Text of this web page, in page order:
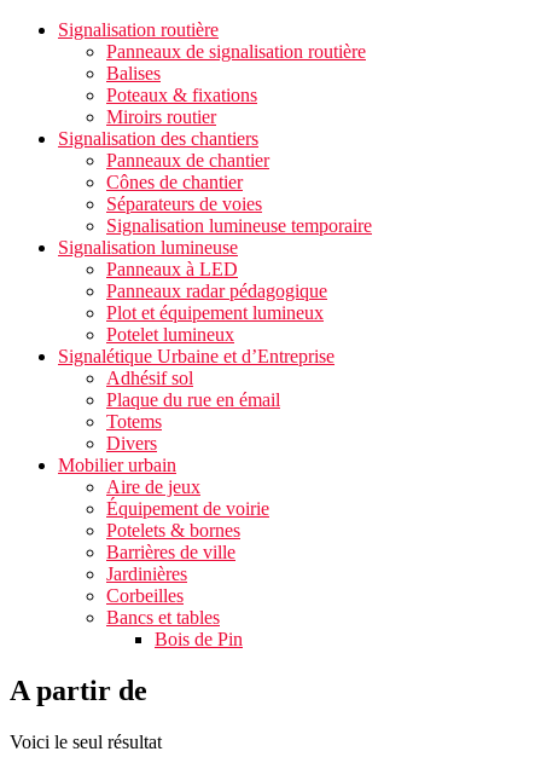
Signalisation routière
Panneaux de signalisation routière
Balises
Poteaux & fixations
Miroirs routier
Signalisation des chantiers
Panneaux de chantier
Cônes de chantier
Séparateurs de voies
Signalisation lumineuse temporaire
Signalisation lumineuse
Panneaux à LED
Panneaux radar pédagogique
Plot et équipement lumineux
Potelet lumineux
Signalétique Urbaine et d’Entreprise
Adhésif sol
Plaque du rue en émail
Totems
Divers
Mobilier urbain
Aire de jeux
Équipement de voirie
Potelets & bornes
Barrières de ville
Jardinières
Corbeilles
Bancs et tables
Bois de Pin
A partir de
Voici le seul résultat